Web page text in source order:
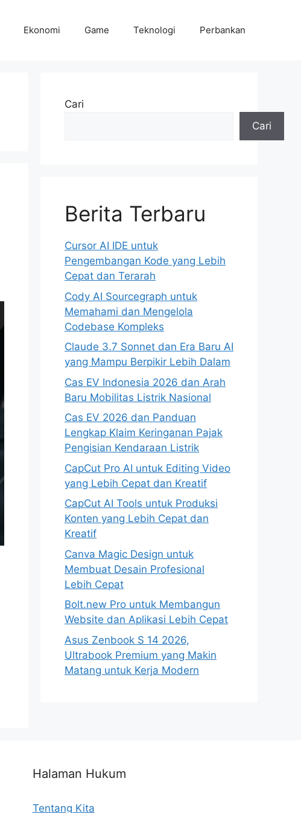
Ekonomi Game Teknologi Perbankan
Cari
Cari
Berita Terbaru
Cursor AI IDE untuk
Pengembangan Kode yang Lebih
Cepat dan Terarah
Cody AI Sourcegraph untuk
Memahami dan Mengelola
Codebase Kompleks
Claude 3.7 Sonnet dan Era Baru AI
yang Mampu Berpikir Lebih Dalam
Cas EV Indonesia 2026 dan Arah
Baru Mobilitas Listrik Nasional
Cas EV 2026 dan Panduan
Lengkap Klaim Keringanan Pajak
Pengisian Kendaraan Listrik
CapCut Pro AI untuk Editing Video
yang Lebih Cepat dan Kreatif
CapCut AI Tools untuk Produksi
Konten yang Lebih Cepat dan
Kreatif
Canva Magic Design untuk
Membuat Desain Profesional
Lebih Cepat
Bolt.new Pro untuk Membangun
Website dan Aplikasi Lebih Cepat
Asus Zenbook S 14 2026,
Ultrabook Premium yang Makin
Matang untuk Kerja Modern
Halaman Hukum
Tentang Kita